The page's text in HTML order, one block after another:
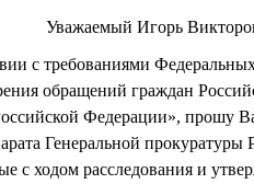
Игорь
с требованиями
обращений граждан
Федерации», прошу
Генеральной
с ходом расследования и